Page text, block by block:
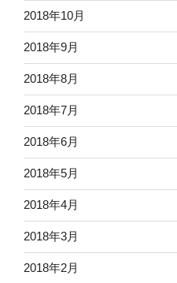
2018年10月
2018年9月
2018年8月
2018年7月
2018年6月
2018年5月
2018年4月
2018年3月
2018年2月